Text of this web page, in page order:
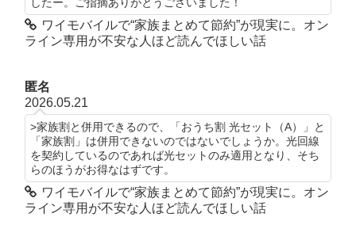
したー。ご指摘ありがとうございました！
ワイモバイルで“家族まとめて節約”が現実に。オン
ライン専用が不安な人ほど読んでほしい話
匿名
2026.05.21
>家族割と併用できるので、「おうち割 光セット（A）」と
「家族割」は併用できないのではないでしょうか。光回線
を契約しているのであれば光セットのみ適用となり、そち
らのほうがお得なはずです。
ワイモバイルで“家族まとめて節約”が現実に。オン
ライン専用が不安な人ほど読んでほしい話